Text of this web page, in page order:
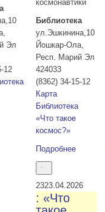
,
Эл
12
космонавтики
Библиотека
ул.Эшкинина,10
Йошкар-Ола,
Респ. Марий Эл
424033
(8362) 34-15-12
Карта
Библиотека
«Что такое
космос?»
Подробнее
2323.04.2026
: «Что